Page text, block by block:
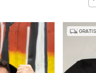
GRATIS